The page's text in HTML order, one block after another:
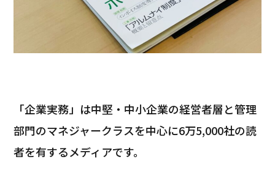
「企業実務」は中堅・中小企業の経営者層と管理
部門のマネジャークラスを中心に6万5,000社の読
者を有するメディアです。